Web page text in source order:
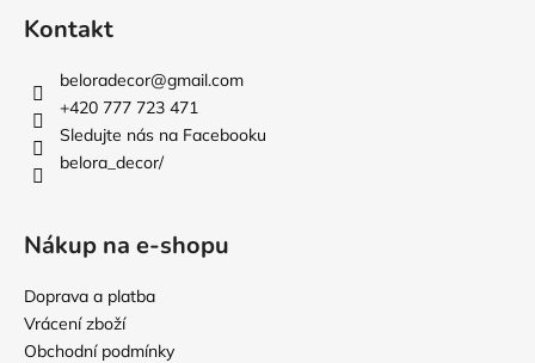
Kontakt
beloradecor@gmail.com
+420 777 723 471
Sledujte nás na Facebooku
belora_decor/
Nákup na e-shopu
Doprava a platba
Vrácení zboží
Obchodní podmínky